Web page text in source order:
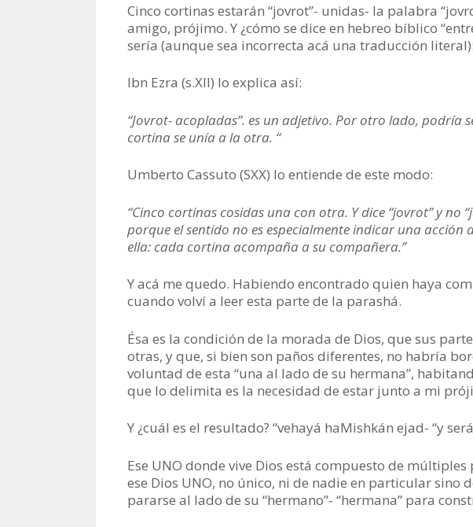
Cinco cortinas estarán “jovrot”- unidas- la palabra
amigo, prójimo. Y ¿cómo se dice en hebreo bíblico
sería (aunque sea incorrecta acá una traducción
Ibn Ezra (s.XII) lo explica así:
“Jovrot- acopladas”. es un adjetivo. Por otro lado, podría
cortina se unía a la otra. “
Umberto Cassuto (SXX) lo entiende de este modo:
“Cinco cortinas cosidas una con otra. Y dice “jovrot” y no
porque el sentido no es especialmente indicar una acción
ella: cada cortina acompaña a su compañera.”
Y acá me quedo. Habiendo encontrado quien haya
cuando volví a leer esta parte de la parashá.
Ésa es la condición de la morada de Dios, que sus
otras, y que, si bien son paños diferentes, no habría
voluntad de esta “una al lado de su hermana”,
que lo delimita es la necesidad de estar junto a mi
Y ¿cuál es el resultado? “vehayá haMishkán ejad- “y
Ese UNO donde vive Dios está compuesto de
ese Dios UNO, no único, ni de nadie en particular sino
pararse al lado de su “hermano”- “hermana” para